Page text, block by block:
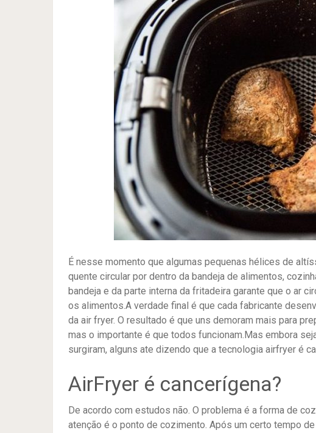
É nesse momento que algumas pequenas hélices de
quente circular por dentro da bandeja de alimentos,
bandeja e da parte interna da fritadeira garante que o ar
os alimentos.A verdade final é que cada fabricante
da air fryer. O resultado é que uns demoram mais para
mas o importante é que todos funcionam.Mas embora
surgiram, alguns ate dizendo que a tecnologia airfryer é
AirFryer é cancerígena?
De acordo com estudos não. O problema é a forma de
atenção é o ponto de cozimento. Após um certo tempo